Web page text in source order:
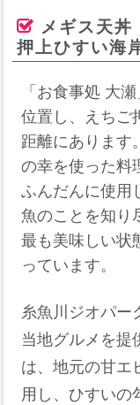
メギス天
押上ひすい海
「お食事処 大
位置し、えちご
距離にあります
の幸を使った料
ふんだんに使用
魚のことを知り
最も美味しい状
っています。
糸魚川ジオパー
当地グルメを提
は、地元の甘エ
用し、ひすいの